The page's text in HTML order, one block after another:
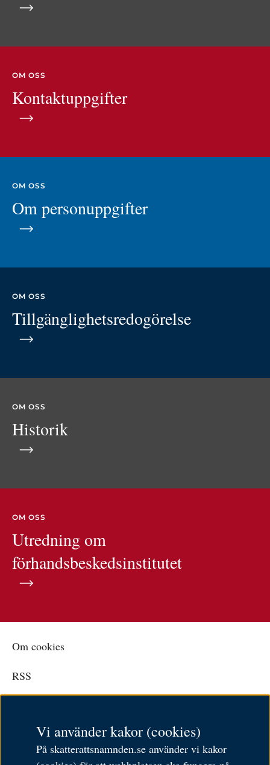
Vi använder kakor (cookies)
På skatterattsnamnden.se använder vi kakor
OM OSS
Kontaktuppgifter
OM OSS
Om personuppgifter
OM OSS
Tillgänglighetsredogörelse
OM OSS
Historik
OM OSS
Utredning om
förhandsbeskedsinstitutet
Om cookies
RSS
Tillgänglighetsredogörelse